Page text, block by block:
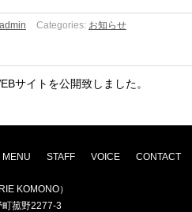
admin Categories: お知らせ
サイトを公開致しました。
MENU STAFF VOICE CONTACT
KOMONO）
菰野2277-3